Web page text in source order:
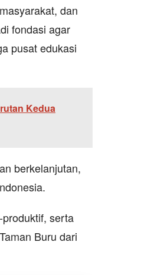
dan
fondasi agar
pusat edukasi
Kedua
berkelanjutan,
serta
Buru dari